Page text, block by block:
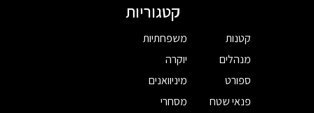
קטגוריות
קטנות
מנהלים
ספורט
פנאי שטח
משפחתיות
יוקרה
מיניוואנים
מסחרי